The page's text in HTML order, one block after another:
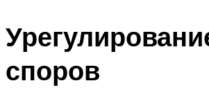
споров